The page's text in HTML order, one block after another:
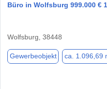
Büro in Wolfsburg 999.000 €
Wolfsburg, 38448
Gewerbeobjekt ca. 1.096,69